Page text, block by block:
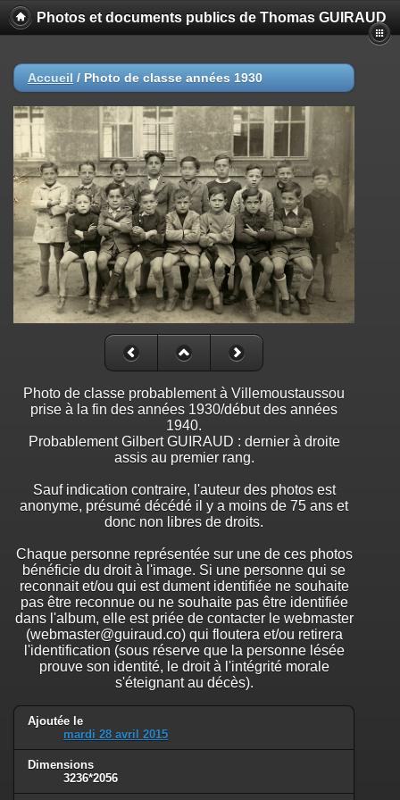
Photos et documents publics de Thomas GUIRAUD
Accueil / Photo de classe années 1930
Photo de classe probablement à Villemoustaussou
prise à la fin des années 1930/début des années
1940.
Probablement Gilbert GUIRAUD : dernier à droite
assis au premier rang.
Sauf indication contraire, l'auteur des photos est
anonyme, présumé décédé il y a moins de 75 ans et
donc non libres de droits.
Chaque personne représentée sur une de ces photos
bénéficie du droit à l'image. Si une personne qui se
reconnait et/ou qui est dument identifiée ne souhaite
pas être reconnue ou ne souhaite pas être identifiée
dans l'album, elle est priée de contacter le webmaster
(webmaster@guiraud.co) qui floutera et/ou retirera
l'identification (sous réserve que la personne lésée
prouve son identité, le droit à l'intégrité morale
s'éteignant au décès).
Ajoutée le
mardi 28 avril 2015
Dimensions
3236*2056